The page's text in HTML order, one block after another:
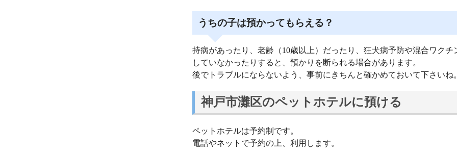
うちの子は預かってもらえる？
持病があったり、老齢（10歳以上）だったり、狂犬病予防や混合ワクチ
していなかったりすると、預かりを断られる場合があります。
後でトラブルにならないよう、事前にきちんと確かめておいて下さいね
神戸市灘区のペットホテルに預ける
ペットホテルは予約制です。
電話やネットで予約の上、利用します。